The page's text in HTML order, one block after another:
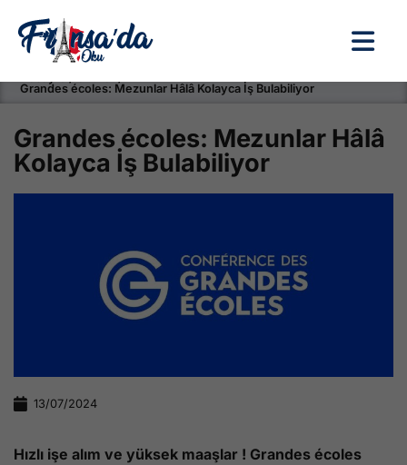
Grandes écoles: Mezunlar Hâlâ Kolayca İş Bulabiliyor
Grandes écoles: Mezunlar Hâlâ
Kolayca İş Bulabiliyor
13/07/2024
Hızlı işe alım ve yüksek maaşlar ! Grandes écoles